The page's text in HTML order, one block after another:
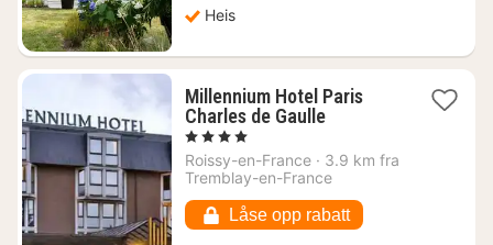
Heis
Millennium Hotel Paris
Charles de Gaulle1
fra
609
, 4 Stjerner
Roissy-en-France · 3.9 km fra
Tremblay-en-France
Låse opp rabatt